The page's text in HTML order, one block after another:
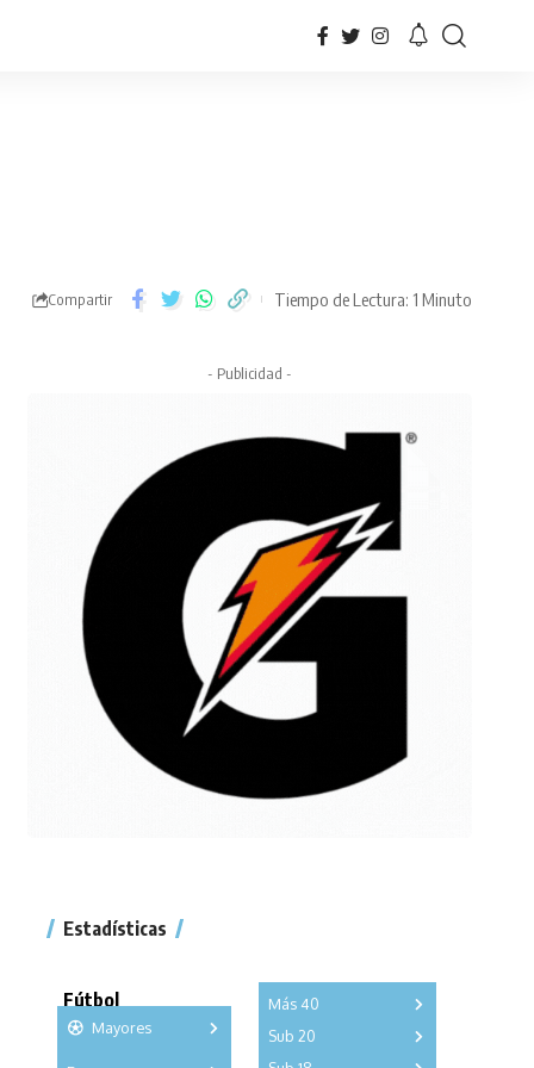
Compartir Tiempo de Lectura: 1 Minuto
- Publicidad -
Estadísticas
Fútbol
Mayores
Más 40
Sub 20